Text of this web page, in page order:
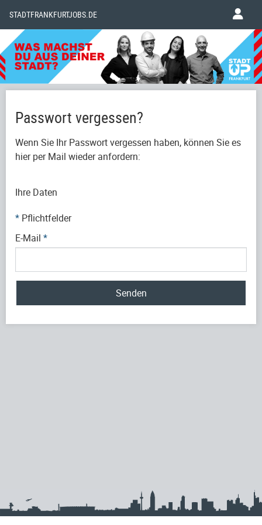
STADTFRANKFURTJOBS.DE
Passwort vergessen?
Wenn Sie Ihr Passwort vergessen haben, können Sie es
hier per Mail wieder anfordern:
Ihre Daten
* Pflichtfelder
E-Mail *
Senden